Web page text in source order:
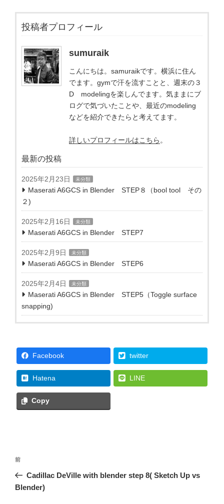
投稿者プロフィール
sumuraik
こんにちは。samuraikです。横浜に住ん
でます。gymで汗を流すことと、週末の３
D modelingを楽しんでます。気ままにブ
ログで気づいたことや、最近のmodeling
などを紹介できたらと考えてます。
詳しいプロフィールはこちら 。
最新の投稿
2025年2月23日 未分類
Maserati A6GCS in Blender STEP８（bool tool その
２)
2025年2月16日 未分類
Maserati A6GCS in Blender STEP7
2025年2月9日 未分類
Maserati A6GCS in Blender STEP6
2025年2月4日 未分類
Maserati A6GCS in Blender STEP5（Toggle surface
snapping)
Facebook twitter
Hatena LINE
Copy
投
ナ
前
の
投
前
Cadillac DeVille with blender step 8( Sketch Up vs
Blender)